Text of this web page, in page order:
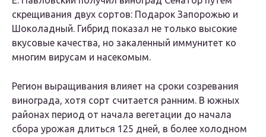
скрещивания двух сортов: Подарок Запорожью и
Шоколадный. Гибрид показал не только высокие
вкусовые качества, но закаленный иммунитет ко
многим вирусам и насекомым.
Регион выращивания влияет на сроки созревания
винограда, хотя сорт считается ранним. В южных
районах период от начала вегетации до начала
сбора урожая длиться 125 дней, в более холодном